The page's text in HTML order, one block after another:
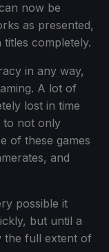
now be
as presented,
completely.
in any way,
A lot of
lost in time
to not only
of these games
and
possible it
but until a
the full extent of